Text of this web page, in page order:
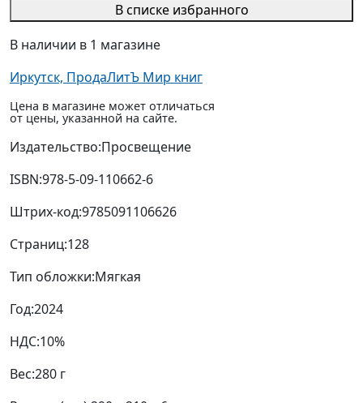
В списке избранного
В наличии в 1 магазине
Иркутск, ПродаЛитЪ Мир книг
Цена в магазине может отличаться
от цены, указанной на сайте.
Издательство:Просвещение
ISBN:978-5-09-110662-6
Штрих-код:9785091106626
Страниц:128
Тип обложки:Мягкая
Год:2024
НДС:10%
Вес:280 г